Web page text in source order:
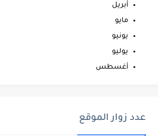
أبريل
مايو
يونيو
يوليو
أغسطس
عدد زوار الموقع